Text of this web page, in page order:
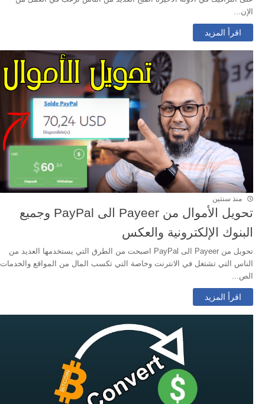
الإن...
اقرأ المزيد
منذ سنتين
تحويل الأموال من Payeer الى PayPal وجميع
البنوك الإلكترونية والعكس
تحويل من Payeer الى PayPal اصبحت من الطرق التي يستخدمها العديد من
الناس التي تشتغل في الانترنت وخاصة التي تكسب المال من المواقع والخدمات
الص...
اقرأ المزيد